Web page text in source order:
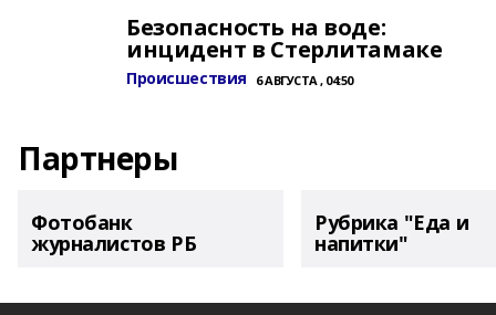
Безопасность на воде:
инцидент в Стерлитамаке
Происшествия 6 АВГУСТА , 04:50
Партнеры
Фотобанк
журналистов РБ
Рубрика "Еда и
напитки"